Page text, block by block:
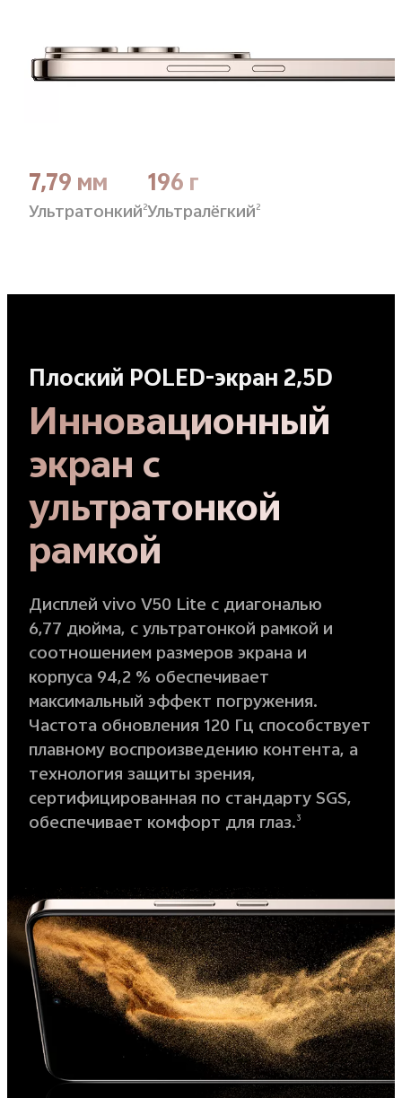
7,79 мм
Ультратонкий 2
196 г
Ультралёгкий 2
Плоский POLED-экран 2,5D
Инновационный
экран с
ультратонкой
рамкой
Дисплей vivo V50 Lite с диагональю
6,77 дюйма, с ультратонкой рамкой и
соотношением размеров экрана и
корпуса 94,2 % обеспечивает
максимальный эффект погружения.
Частота обновления 120 Гц способствует
плавному воспроизведению контента, а
технология защиты зрения,
сертифицированная по стандарту SGS,
обеспечивает комфорт для глаз. 3